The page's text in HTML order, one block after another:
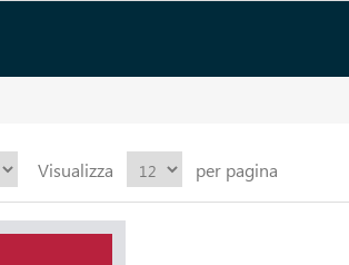
Visualizza per pagina